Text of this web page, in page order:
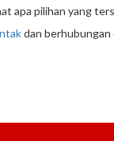
apa pilihan yang
dan